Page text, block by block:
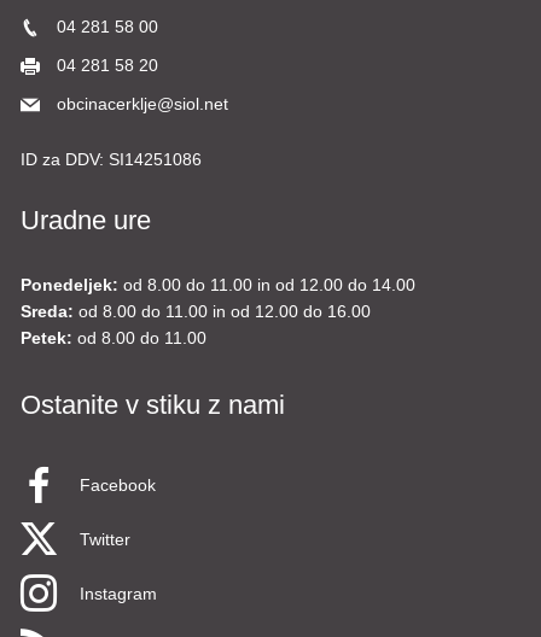
04 281 58 00
04 281 58 20
obcinacerklje@siol.net
ID za DDV: SI14251086
Uradne ure
Ponedeljek: od 8.00 do 11.00 in od 12.00 do 14.00
Sreda: od 8.00 do 11.00 in od 12.00 do 16.00
Petek: od 8.00 do 11.00
Ostanite v stiku z nami
Facebook
Twitter
Instagram